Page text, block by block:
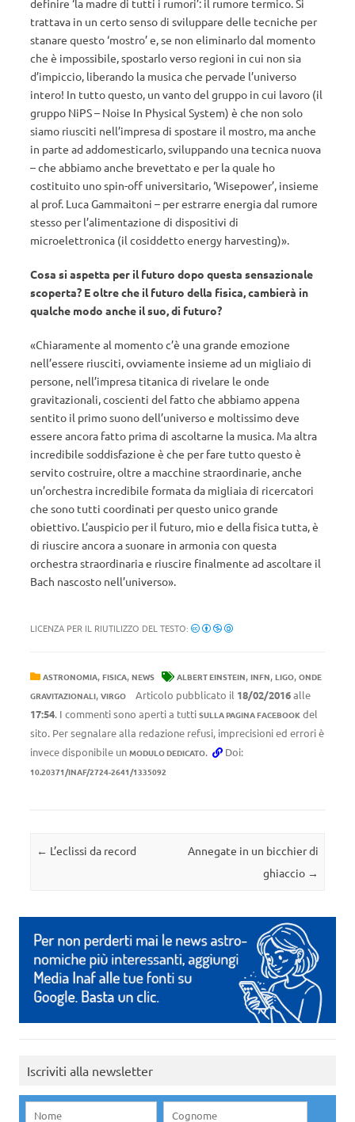
definire ‘la madre di tutti i rumori’: il rumore termico. Si
trattava in un certo senso di sviluppare delle tecniche per
stanare questo ‘mostro’ e, se non eliminarlo dal momento
che è impossibile, spostarlo verso regioni in cui non sia
d’impiccio, liberando la musica che pervade l’universo
intero! In tutto questo, un vanto del gruppo in cui lavoro (il
gruppo NiPS – Noise In Physical System) è che non solo
siamo riusciti nell’impresa di spostare il mostro, ma anche
in parte ad addomesticarlo, sviluppando una tecnica nuova
– che abbiamo anche brevettato e per la quale ho
costituito uno spin-off universitario, ‘Wisepower’, insieme
al prof. Luca Gammaitoni – per estrarre energia dal rumore
stesso per l’alimentazione di dispositivi di
microelettronica (il cosiddetto energy harvesting)».
Cosa si aspetta per il futuro dopo questa sensazionale
scoperta? E oltre che il futuro della fisica, cambierà in
qualche modo anche il suo, di futuro?
«Chiaramente al momento c’è una grande emozione
nell’essere riusciti, ovviamente insieme ad un migliaio di
persone, nell’impresa titanica di rivelare le onde
gravitazionali, coscienti del fatto che abbiamo appena
sentito il primo suono dell’universo e moltissimo deve
essere ancora fatto prima di ascoltarne la musica. Ma altra
incredibile soddisfazione è che per fare tutto questo è
servito costruire, oltre a macchine straordinarie, anche
un’orchestra incredibile formata da migliaia di ricercatori
che sono tutti coordinati per questo unico grande
obiettivo. L’auspicio per il futuro, mio e della fisica tutta, è
di riuscire ancora a suonare in armonia con questa
orchestra straordinaria e riuscire finalmente ad ascoltare il
Bach nascosto nell’universo».
LICENZA PER IL RIUTILIZZO DEL TESTO:
ASTRONOMIA, FISICA, NEWS ALBERT EINSTEIN, INFN, LIGO, ONDE
GRAVITAZIONALI, VIRGO Articolo pubblicato il 18/02/2016alle
17:54. I commenti sono aperti a tutti SULLA PAGINA FACEBOOK del
sito. Per segnalare alla redazione refusi, imprecisioni ed errori è
invece disponibile un MODULO DEDICATO. Doi:
10.20371/INAF/2724-2641/1335092
Navigazione articolo
← L’eclissi da record
Annegate in un bicchier di
ghiaccio →
Iscriviti alla newsletter